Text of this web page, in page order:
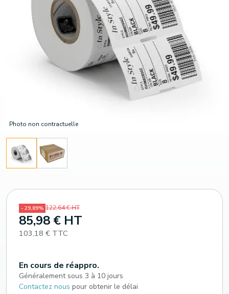
Photo non contractuelle
- 29,89% 122,64 € HT
85,98 € HT
103,18 € TTC
En cours de réappro.
Généralement sous 3 à 10 jours
Contactez nous pour obtenir le délai